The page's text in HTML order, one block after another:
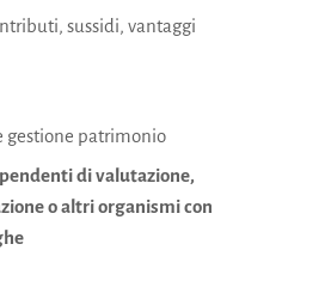
sussidi, vantaggi
gestione patrimonio
di valutazione,
o altri organismi con